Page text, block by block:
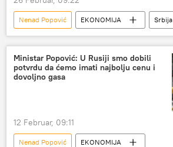
Nenad Popović EKONOMIJA
Srbija
Srbija – politika
Ministar Popović: U Rusiji smo dobili
potvrdu da ćemo imati najbolju cenu i
dovoljno gasa
12 Februar, 09:11
Nenad Popović
EKONOMIJA